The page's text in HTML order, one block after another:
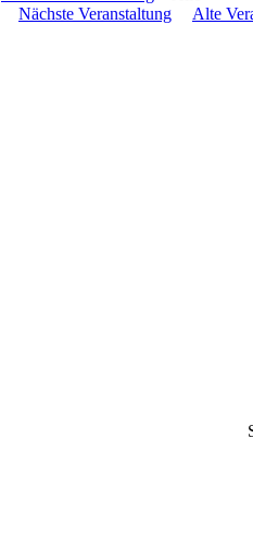
Nächste Veranstaltung
Alte